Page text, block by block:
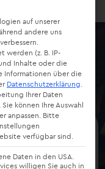
auf unserer
andere uns
werden (z. B. IP-
Inhalte oder die
Informationen über die
Datenschutzerklärung.
Ihrer Daten
Sie können Ihre Auswahl
anpassen. Bitte
verfügbar sind.
Daten in den USA.
willigen Sie auch in